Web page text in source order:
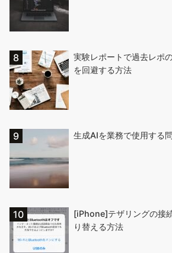
実験レポートで過去レポ
を回避する方法
生成AIを業務で使用する
[iPhone]テザリングの接
り替える方法